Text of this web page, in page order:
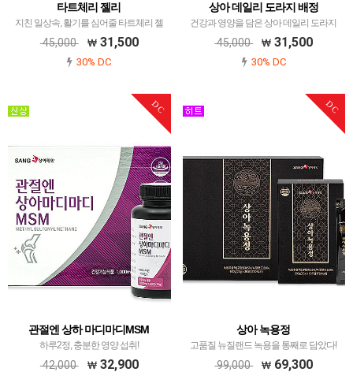
타트체리 젤리
지친 일상속, 활기를 심어줄 타트체리 젤
리
45,000 31,500
30% DC
상아 데일리 도라지 배정
건강과 영양을 담은 상아 데일리 도라지
배정
45,000 31,500
30% DC
DC
관절엔 상하 마디마디MSM
하루2정, 충분한 영양 섭취!
42,000 32,900
DC
상아 녹용정
고품질 뉴질랜드 녹용을 통째로 담았다!
99,000 69,300